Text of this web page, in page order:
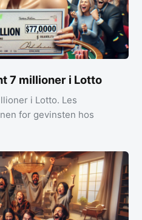
7 millioner i Lotto
i Lotto. Les
for gevinsten hos